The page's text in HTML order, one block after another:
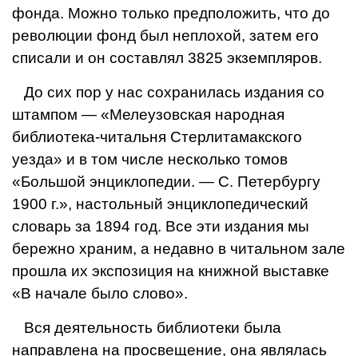
фонда. Можно только предполо­жить, что до
революции фонд был неплохой, затем его
списали и он состав­лял 3825 экземпляров.
До сих пор у нас со­хранилась издания со
штампом — «Мелеузовская народная
библиоте­ка-читальня Стерли­тамакского
уезда» и в том числе несколько томов
«Большой энциклопедии. — С. Петербургу
1900 г.», настольный энциклопеди­ческий
словарь за 1894 год. Все эти издания мы
бережно храним, а недав­но в читальном зале
про­шла их экспозиция на книжной выставке
«В на­чале было слово».
Вся деятельность биб­лиотеки была
направлена на просвещение, она явля­лась